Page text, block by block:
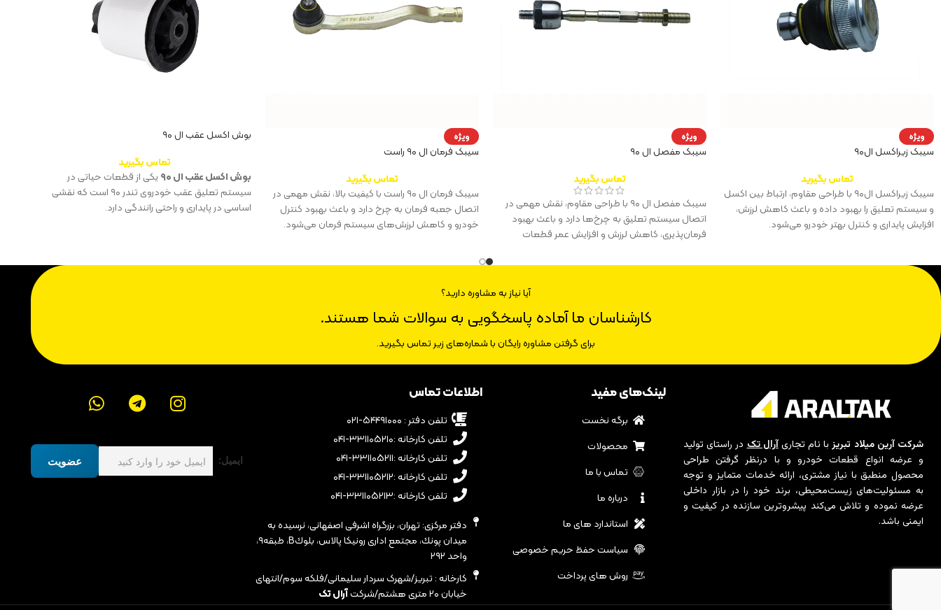
ویژه
سیبک زیراکسل ال۹۰
تماس بگیرید
سیبک زیراکسل ال۹۰ با طراحی مقاوم، ارتباط بین اکسل
و سیستم تعلیق را بهبود داده و باعث کاهش لرزش،
افزایش پایداری و کنترل بهتر خودرو می‌شود.
ویژه
سیبک مفصل ال ۹۰
تماس بگیرید
سیبک مفصل ال ۹۰ با طراحی مقاوم، نقش مهمی در
اتصال سیستم تعلیق به چرخ‌ها دارد و باعث بهبود
فرمان‌پذیری، کاهش لرزش و افزایش عمر قطعات
ویژه
سیبک فرمان ال ۹۰ راست
تماس بگیرید
سیبک فرمان ال ۹۰ راست با کیفیت بالا، نقش مهمی در
اتصال جعبه فرمان به چرخ دارد و باعث بهبود کنترل
خودرو و کاهش لرزش‌های سیستم فرمان می‌شود.
بوش اکسل عقب ال ۹۰
تماس بگیرید
بوش اکسل عقب ال ۹۰
یکی از قطعات حیاتی در
سیستم تعلیق عقب خودروی تندر ۹۰ است که نقشی
اساسی در پایداری و راحتی رانندگی دارد.
آیا نیاز به مشاوره دارید؟
کارشناسان ما آماده پاسخگویی به سوالات شما هستند.
برای گرفتن مشاوره رایگان با شماره‌های زیر تماس بگیرید.
شرکت آرین میلاد تبریزبا نام تجاریآرال تکدر راستای تولید
و عرضه انواع قطعات خودرو و با درنظر گرفتن طراحی
محصول منطبق با نیاز مشتری، ارائه خدمات متمایز و توجه
به مسئولیت‌های زیست‌محیطی، برند خود را در بازار داخلی
عرضه نموده و تلاش می‌کند پیشروترین سازنده در کیفیت و
ایمنی باشد.
لینک‌های مفید
برگه نخست
محصولات
تماس با ما
درباره ما
استاندارد های ما
سیاست حفظ حریم خصوصی
روش های پرداخت
اطلاعات تماس
تلفن دفتر : ۵۴۴۹۱۰۰۰-۰۲۱
تلفن کارخانه :۳۳۱۱۰۵۲۱۰-۰۴۱
تلفن کارخانه :۳۳۱۱۰۵۲۱۱-۰۴۱
تلفن کارخانه :۳۳۱۱۰۵۲۱۲-۰۴۱
تلفن کارخانه :۳۳۱۱۰۵۲۱۳-۰۴۱
دفتر مرکزی: تهران، بزرگراه اشرفى اصفهانى، نرسيده به
ميدان پونك، مجتمع ادارى رونيكا پالاس، بلوكB، طبقه٩،
واحد ٢٩٢
کارخانه : تبریز/شهرک سردار سلیمانی/فلکه سوم/انتهای
خیابان ۲۰ متری هشتم/شرکت
آرال تک
ایمیل: عضویت